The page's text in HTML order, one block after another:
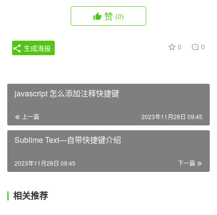
赞 (0)
0 0
生成海报
javascript 怎么添加注释快捷键
上一篇 2023年11月28日 09:45
Sublime Text—自带快捷键介绍
下一篇
2023年11月28日 09:45
相关推荐